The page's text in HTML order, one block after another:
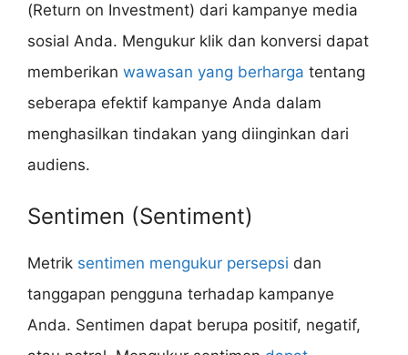
(Return on Investment) dari kampanye media
sosial Anda. Mengukur klik dan konversi dapat
memberikan wawasan yang berharga tentang
seberapa efektif kampanye Anda dalam
menghasilkan tindakan yang diinginkan dari
audiens.
Sentimen (Sentiment)
Metrik sentimen mengukur persepsi dan
tanggapan pengguna terhadap kampanye
Anda. Sentimen dapat berupa positif, negatif,